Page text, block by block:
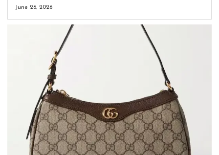
June 26, 2026